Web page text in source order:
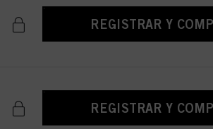
REGISTRAR Y
REGISTRAR Y